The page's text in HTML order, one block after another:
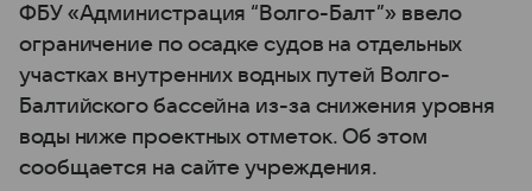
ФБУ «Администрация “Волго-Балт”» ввело
ограничение по осадке судов на отдельных
участках внутренних водных путей Волго-
Балтийского бассейна из-за снижения уровня
воды ниже проектных отметок. Об этом
сообщается на сайте учреждения.